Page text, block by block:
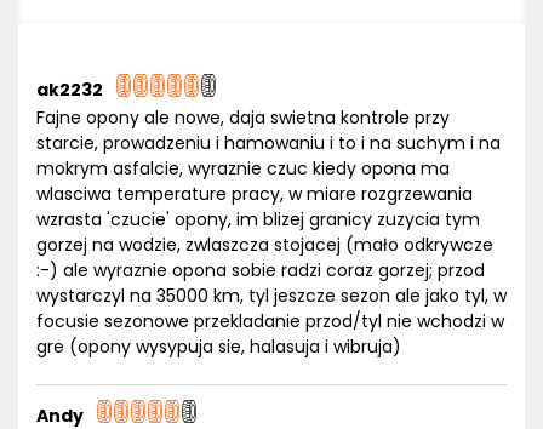
ak2232
Fajne opony ale nowe, daja swietna kontrole przy
starcie, prowadzeniu i hamowaniu i to i na suchym i na
mokrym asfalcie, wyraznie czuc kiedy opona ma
wlasciwa temperature pracy, w miare rozgrzewania
wzrasta 'czucie' opony, im blizej granicy zuzycia tym
gorzej na wodzie, zwlaszcza stojacej (mało odkrywcze
:-) ale wyraznie opona sobie radzi coraz gorzej; przod
wystarczyl na 35000 km, tyl jeszcze sezon ale jako tyl, w
focusie sezonowe przekladanie przod/tyl nie wchodzi w
gre (opony wysypuja sie, halasuja i wibruja)
Andy